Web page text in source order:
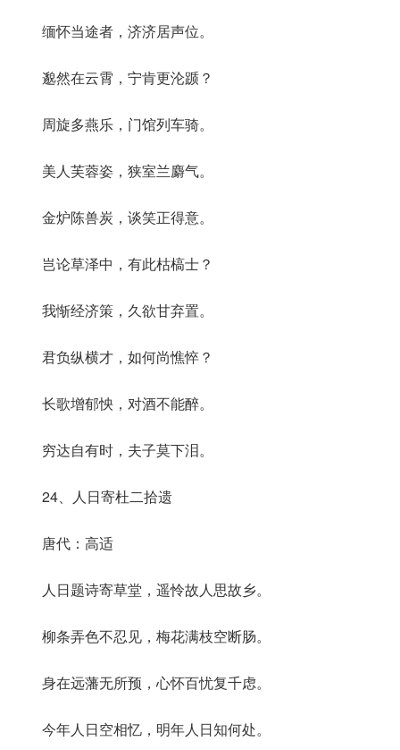
缅怀当途者，济济居声位。
邈然在云霄，宁肯更沦踬？
周旋多燕乐，门馆列车骑。
美人芙蓉姿，狭室兰麝气。
金炉陈兽炭，谈笑正得意。
岂论草泽中，有此枯槁士？
我惭经济策，久欲甘弃置。
君负纵横才，如何尚憔悴？
长歌增郁怏，对酒不能醉。
穷达自有时，夫子莫下泪。
24、人日寄杜二拾遗
唐代：高适
人日题诗寄草堂，遥怜故人思故乡。
柳条弄色不忍见，梅花满枝空断肠。
身在远藩无所预，心怀百忧复千虑。
今年人日空相忆，明年人日知何处。